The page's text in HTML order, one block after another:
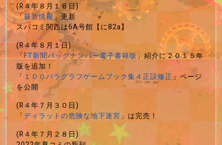
(R４年８月１６日)
「最新情報」更新
スパコミ関西は6A号館【に82a】
(R４年８月１日)
「FT新聞バックナンバー電子書籍版」紹介に２０１５年
版を追加！
「 １００パラグラフゲームブック集４正誤修正」ページ
を公開
(R４年７月３０日)
「ディラットの危険な地下迷宮」は完売！
(R４年７月２８日)